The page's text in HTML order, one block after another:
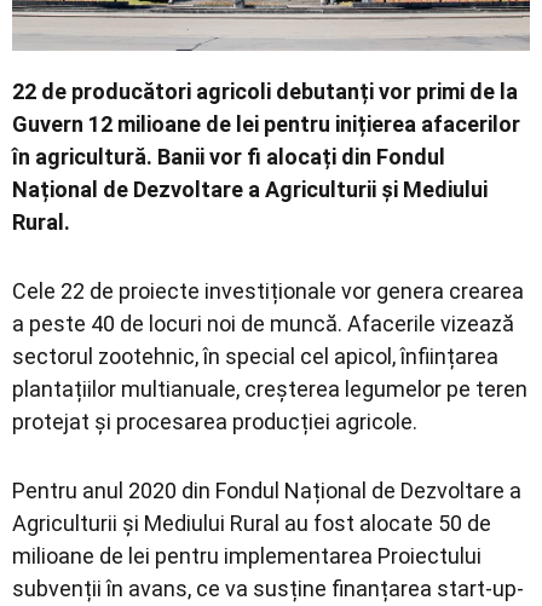
22 de producători agricoli debutanți vor primi de la
Guvern 12 milioane de lei pentru inițierea afacerilor
în agricultură. Banii vor fi alocați din Fondul
Național de Dezvoltare a Agriculturii și Mediului
Rural.
Cele 22 de proiecte investiționale vor genera crearea
a peste 40 de locuri noi de muncă. Afacerile vizează
sectorul zootehnic, în special cel apicol, înființarea
plantațiilor multianuale, creșterea legumelor pe teren
protejat și procesarea producției agricole.
Pentru anul 2020 din Fondul Național de Dezvoltare a
Agriculturii și Mediului Rural au fost alocate 50 de
milioane de lei pentru implementarea Proiectului
subvenții în avans, ce va susține finanțarea start-up-